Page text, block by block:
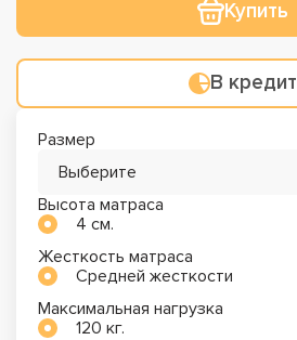
Купить
В кредит
Размер
Выберите
Высота матраса
4 см.
Жесткость матраса
Средней жесткости
Максимальная нагрузка
120 кг.